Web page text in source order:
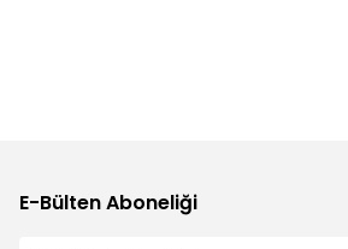
E-Bülten Aboneliği